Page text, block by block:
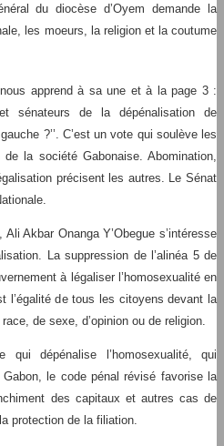
du diocèse d’Oyem demande la
les moeurs, la religion et la coutume
apprend à sa une et à la page 3 :
sénateurs de la dépénalisation de
?’’. C’est un vote qui soulève les
la société Gabonaise. Abomination,
précisent les autres. Le Sénat
Ali Akbar Onanga Y’Obegue s’intéresse
La suppression de l’alinéa 5 de
à légaliser l’homosexualité en
l’égalité de tous les citoyens devant la
de sexe, d’opinion ou de religion.
qui dépénalise l’homosexualité, qui
le code pénal révisé favorise la
des capitaux et autres cas de
protection de la filiation.